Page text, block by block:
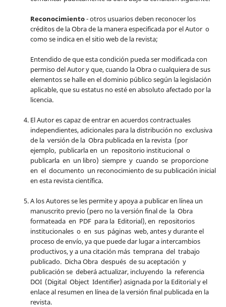
Reconocimiento- otros usuarios deben reconocer los
créditos de la Obra de la manera especificada por el Autor o
como se indica en el sitio web de la revista;
Entendido de que esta condición pueda ser modificada con
permiso del Autor y que, cuando la Obra o cualquiera de sus
elementos se halle en el dominio público según la legislación
aplicable, que su estatus no esté en absoluto afectado por la
licencia.
El Autor es capaz de entrar en acuerdos contractuales
independientes, adicionales para la distribución no exclusiva
de la versión de la Obra publicada en la revista (por
ejemplo, publicarla en un repositorio institucional o
publicarla en un libro) siempre y cuando se proporcione
en el documento un reconocimiento de su publicación inicial
en esta revista científica.
A los Autores se les permite y apoya a publicar en línea un
manuscrito previo (pero no la versión final de la Obra
formateada en PDF para la Editorial), en repositorios
institucionales o en sus páginas web, antes y durante el
proceso de envío, ya que puede dar lugar a intercambios
productivos, y a una citación más temprana del trabajo
publicado. Dicha Obra después de su aceptación y
publicación se deberá actualizar, incluyendo la referencia
DOI (Digital Object Identifier) asignada por la Editorial y el
enlace al resumen en línea de la versión final publicada en la
revista.